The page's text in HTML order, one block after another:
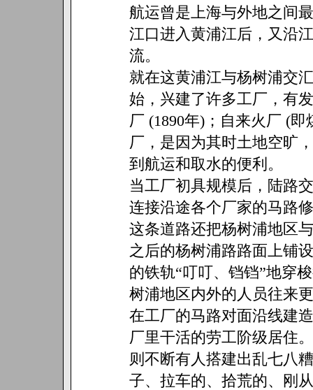
航运曾是上海与外地之间
江口进入黄浦江后，又沿
流。
就在这黄浦江与杨树浦交
始，兴建了许多工厂，有
厂 (1890年)；自来火厂 (
厂，是因为其时土地空旷
到航运和取水的便利。
当工厂初具规模后，陆路
连接沿途各个厂家的马路
这条道路还把杨树浦地区
之后的杨树浦路路面上铺
的铁轨“叮叮、铛铛”地穿
树浦地区内外的人员往来
在工厂的马路对面沿线建
厂里干活的劳工阶级居住
则不断有人搭建出乱七八
子、拉车的、拾荒的、刚